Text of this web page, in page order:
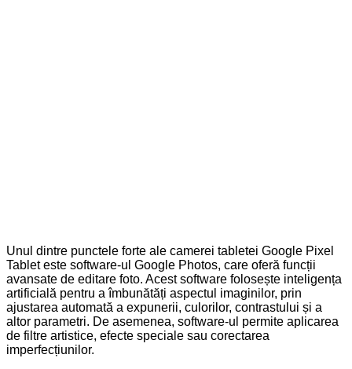
Unul dintre punctele forte ale camerei tabletei Google Pixel
Tablet este software-ul Google Photos, care oferă funcții
avansate de editare foto. Acest software folosește inteligența
artificială pentru a îmbunătăți aspectul imaginilor, prin
ajustarea automată a expunerii, culorilor, contrastului și a
altor parametri. De asemenea, software-ul permite aplicarea
de filtre artistice, efecte speciale sau corectarea
imperfecțiunilor.